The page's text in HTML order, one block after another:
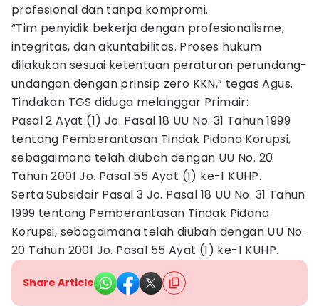
profesional dan tanpa kompromi.
“Tim penyidik bekerja dengan profesionalisme,
integritas, dan akuntabilitas. Proses hukum
dilakukan sesuai ketentuan peraturan perundang-
undangan dengan prinsip zero KKN,” tegas Agus.
Tindakan TGS diduga melanggar Primair:
Pasal 2 Ayat (1) Jo. Pasal 18 UU No. 31 Tahun 1999
tentang Pemberantasan Tindak Pidana Korupsi,
sebagaimana telah diubah dengan UU No. 20
Tahun 2001 Jo. Pasal 55 Ayat (1) ke-1 KUHP.
Serta Subsidair Pasal 3 Jo. Pasal 18 UU No. 31 Tahun
1999 tentang Pemberantasan Tindak Pidana
Korupsi, sebagaimana telah diubah dengan UU No.
20 Tahun 2001 Jo. Pasal 55 Ayat (1) ke-1 KUHP.
Share Article